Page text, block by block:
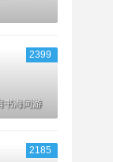
2399
书海同游
2185